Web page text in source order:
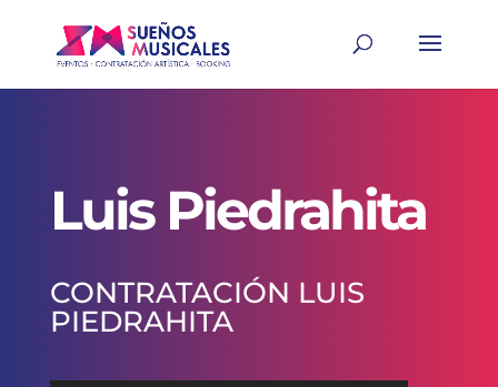
Luis Piedrahita
CONTRATACIÓN LUIS
PIEDRAHITA